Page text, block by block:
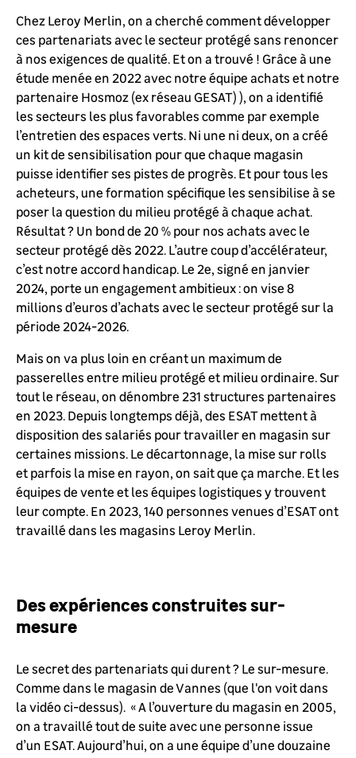
Chez Leroy Merlin, on a cherché comment développer
ces partenariats avec le secteur protégé sans renoncer
à nos exigences de qualité. Et on a trouvé ! Grâce à une
étude menée en 2022avec notre équipe achats et notre
partenaire Hosmoz (ex réseau GESAT) ), on a identifié
les secteurs les plus favorables comme par exemple
l’entretien des espaces verts. Ni une ni deux, on a créé
un kit de sensibilisation pour que chaque magasin
puisse identifier ses pistes de progrès. Et pour tous les
acheteurs, une formation spécifique les sensibilise à se
poser la question du milieu protégé à chaque achat.
Résultat ? Un bond de 20 % pour nos achats avec le
secteur protégé dès 2022. L’autre coup d’accélérateur,
c’est notre accord handicap. Le 2e, signé en janvier
2024, porte un engagement ambitieux : on vise 8
millions d’euros d’achats avec le secteur protégé sur la
période 2024-2026.
Mais on va plus loin en créant un maximum de
passerelles entre milieu protégé et milieu ordinaire. Sur
tout le réseau, on dénombre 231 structures partenaires
en 2023. Depuis longtemps déjà, des ESAT mettent à
disposition des salariés pour travailler en magasin sur
certaines missions. Le décartonnage, la mise sur rolls
et parfois la mise en rayon, on sait que ça marche. Et les
équipes de vente et les équipes logistiques y trouvent
leur compte. En 2023, 140 personnes venues d’ESAT ont
travaillé dans les magasins Leroy Merlin.
Des expériences construites sur-
mesure
Le secret des partenariats qui durent ? Le sur-mesure.
Comme dans le magasin de Vannes (que l'on voit dans
la vidéo ci-dessus). « A l’ouverture du magasin en 2005,
on a travaillé tout de suite avec une personne issue
d’un ESAT. Aujourd’hui, on a une équipe d’une douzaine